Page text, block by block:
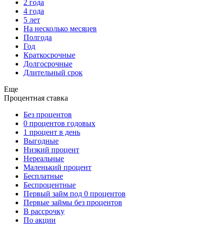
2 года
4 года
5 лет
На несколько месяцев
Полгода
Год
Краткосрочные
Долгосрочные
Длительный срок
Еще
Процентная ставка
Без процентов
0 процентов годовых
1 процент в день
Выгодные
Низкий процент
Нереальные
Маленький процент
Бесплатные
Беспроцентные
Первый займ под 0 процентов
Первые займы без процентов
В рассрочку
По акции